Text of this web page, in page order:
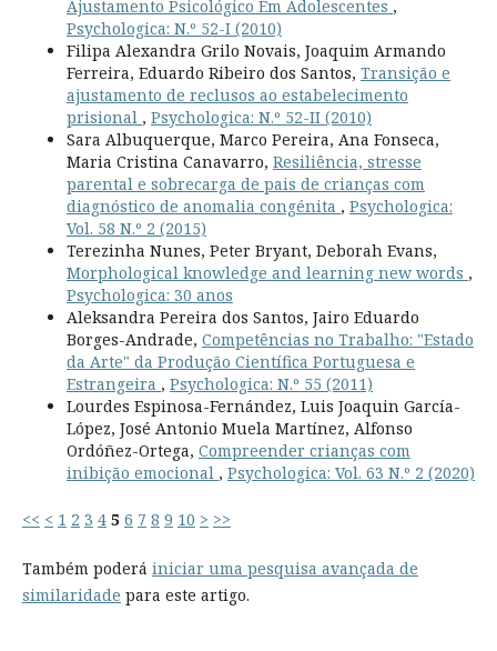
Ajustamento Psicológico Em Adolescentes ,
Psychologica: N.º 52-I (2010)
Filipa Alexandra Grilo Novais, Joaquim Armando
Ferreira, Eduardo Ribeiro dos Santos, Transição e
ajustamento de reclusos ao estabelecimento
prisional , Psychologica: N.º 52-II (2010)
Sara Albuquerque, Marco Pereira, Ana Fonseca,
Maria Cristina Canavarro, Resiliência, stresse
parental e sobrecarga de pais de crianças com
diagnóstico de anomalia congénita , Psychologica:
Vol. 58 N.º 2 (2015)
Terezinha Nunes, Peter Bryant, Deborah Evans,
Morphological knowledge and learning new words ,
Psychologica: 30 anos
Aleksandra Pereira dos Santos, Jairo Eduardo
Borges-Andrade, Competências no Trabalho: "Estado
da Arte" da Produção Científica Portuguesa e
Estrangeira , Psychologica: N.º 55 (2011)
Lourdes Espinosa-Fernández, Luis Joaquin García-
López, José Antonio Muela Martínez, Alfonso
Ordóñez-Ortega, Compreender crianças com
inibição emocional , Psychologica: Vol. 63 N.º 2 (2020)
<< < 1 2 3 4 5 6 7 8 9 10 > >>
Também poderá iniciar uma pesquisa avançada de
similaridade para este artigo.